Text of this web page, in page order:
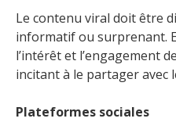
Le contenu viral doit être
informatif ou surprenant.
l’intérêt et l’engagement
incitant à le partager avec
Plateformes sociales